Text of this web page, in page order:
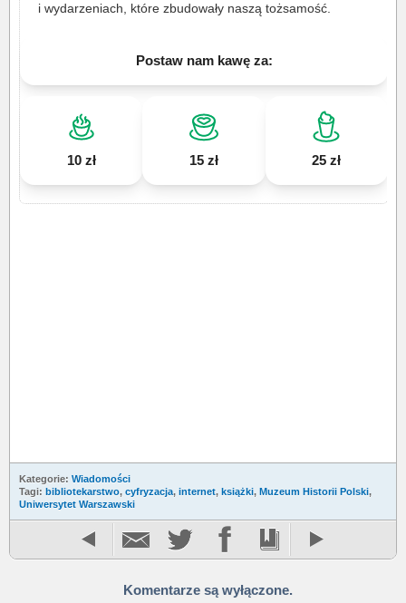
i wydarzeniach, które zbudowały naszą tożsamość.
Postaw nam kawę za:
10 zł 15 zł 25 zł
Kategorie: Wiadomości
Tagi: bibliotekarstwo, cyfryzacja, internet, książki, Muzeum Historii Polski,
Uniwersytet Warszawski
Komentarze są wyłączone.